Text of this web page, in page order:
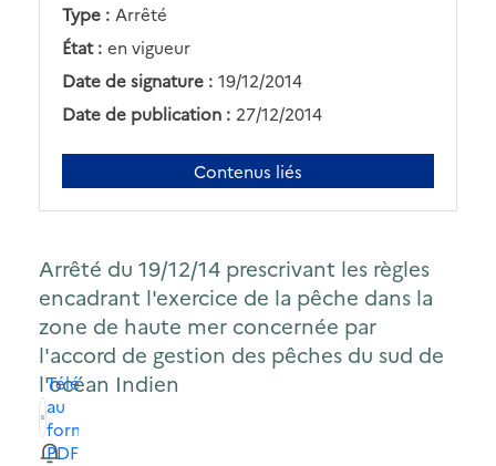
Type : Arrêté
État : en vigueur
Date de signature : 19/12/2014
Date de publication : 27/12/2014
Contenus liés
Arrêté du 19/12/14 prescrivant les règles
encadrant l'exercice de la pêche dans la
zone de haute mer concernée par
l'accord de gestion des pêches du sud de
l'océan Indien
Télécharger
au
format
PDF